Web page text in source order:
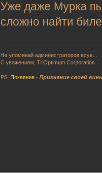
Уже даже Мурка
сложно найти
Не упоминай администраторов всуе...
С уважением, TriOptimum Corporation
PS: Покаяние -Признание своей